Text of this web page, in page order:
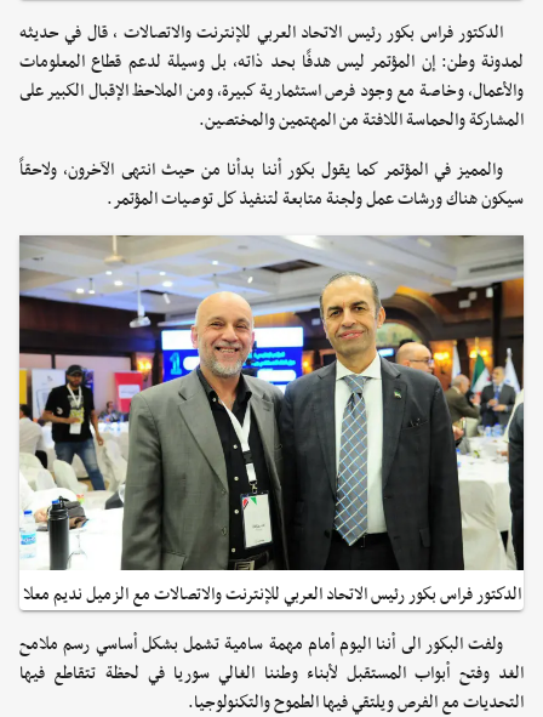
الدكتور فراس بكور رئيس الاتحاد العربي للإنترنت والاتصالات ، قال في حديثه
لمدونة وطن: إن المؤتمر ليس هدفًا بحد ذاته، بل وسيلة لدعم قطاع المعلومات
والأعمال، وخاصة مع وجود فرص استثمارية كبيرة، ومن الملاحظ الإقبال الكبير على
المشاركة والحماسة اللافتة من المهتمين والمختصين.
والمميز في المؤتمر كما يقول بكور أننا بدأنا من حيث انتهى الآخرون، ولاحقاً
سيكون هناك ورشات عمل ولجنة متابعة لتنفيذ كل توصيات المؤتمر.
الدكتور فراس بكور رئيس الاتحاد العربي للإنترنت والاتصالات مع الزميل نديم معلا
ولفت البكور الى أننا اليوم أمام مهمة سامية تشمل بشكل أساسي رسم ملامح
الغد وفتح أبواب المستقبل لأبناء وطننا الغالي سوريا في لحظة تتقاطع فيها
التحديات مع الفرص ويلتقي فيها الطموح والتكنولوجيا.